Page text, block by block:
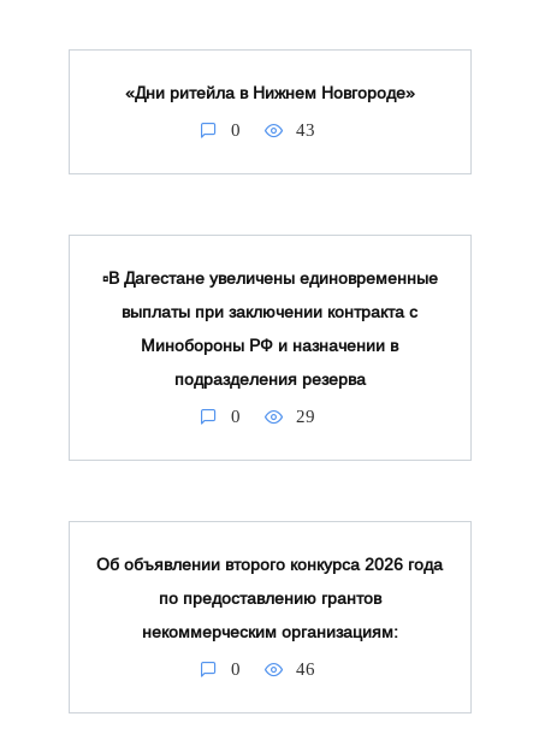
«Дни ритейла в Нижнем Новгороде»
0 43
▫️В Дагестане увеличены единовременные
выплаты при заключении контракта с
Минобороны РФ и назначении в
подразделения резерва
0 29
Об объявлении второго конкурса 2026 года
по предоставлению грантов
некоммерческим организациям:
0 46